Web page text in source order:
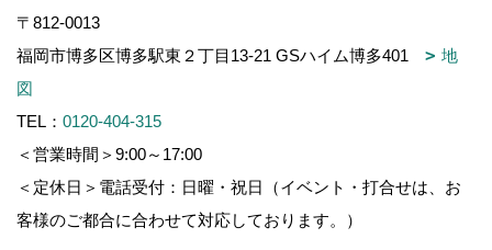
〒812-0013
福岡市博多区博多駅東２丁目13-21 GSハイム博多401
地
図
TEL： 0120-404-315
＜営業時間＞9:00～17:00
＜定休日＞電話受付：日曜・祝日（イベント・打合せは、お
客様のご都合に合わせて対応しております。）